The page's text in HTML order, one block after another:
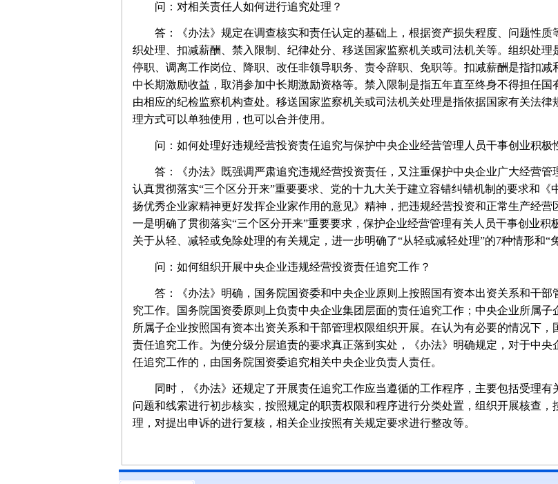
问：对相关责任人如何进行追究处理？
答：《办法》规定在调查核实和责任认定的基础上，根据资产损失程度、问题性质
织处理、扣减薪酬、禁入限制、纪律处分、移送国家监察机关或司法机关等。组织处理
停职、调离工作岗位、降职、改任非领导职务、责令辞职、免职等。扣减薪酬是指扣
中长期激励收益，取消参加中长期激励资格等。禁入限制是指五年直至终身不得担任
由相应的纪检监察机构查处。移送国家监察机关或司法机关处理是指依据国家有关法
理方式可以单独使用，也可以合并使用。
问：如何处理好违规经营投资责任追究与保护中央企业经营管理人员干事创业积极
答：《办法》既强调严肃追究违规经营投资责任，又注重保护中央企业广大经营管
认真贯彻落实“三个区分开来”重要要求、党的十九大关于建立容错纠错机制的要求和
扬优秀企业家精神更好发挥企业家作用的意见》精神，把违规经营投资和正常生产经营
一是明确了贯彻落实“三个区分开来”重要要求，保护企业经营管理有关人员干事创业
关于从轻、减轻或免除处理的有关规定，进一步明确了“从轻或减轻处理”的7种情形和“
问：如何组织开展中央企业违规经营投资责任追究工作？
答：《办法》明确，国务院国资委和中央企业原则上按照国有资本出资关系和干部
究工作。国务院国资委原则上负责中央企业集团层面的责任追究工作；中央企业所属
所属子企业按照国有资本出资关系和干部管理权限组织开展。在认为有必要的情况下
责任追究工作。为使分级分层追责的要求真正落到实处，《办法》明确规定，对于中
任追究工作的，由国务院国资委追究相关中央企业负责人责任。
同时，《办法》还规定了开展责任追究工作应当遵循的工作程序，主要包括受理有
问题和线索进行初步核实，按照规定的职责权限和程序进行分类处置，组织开展核查
理，对提出申诉的进行复核，相关企业按照有关规定要求进行整改等。